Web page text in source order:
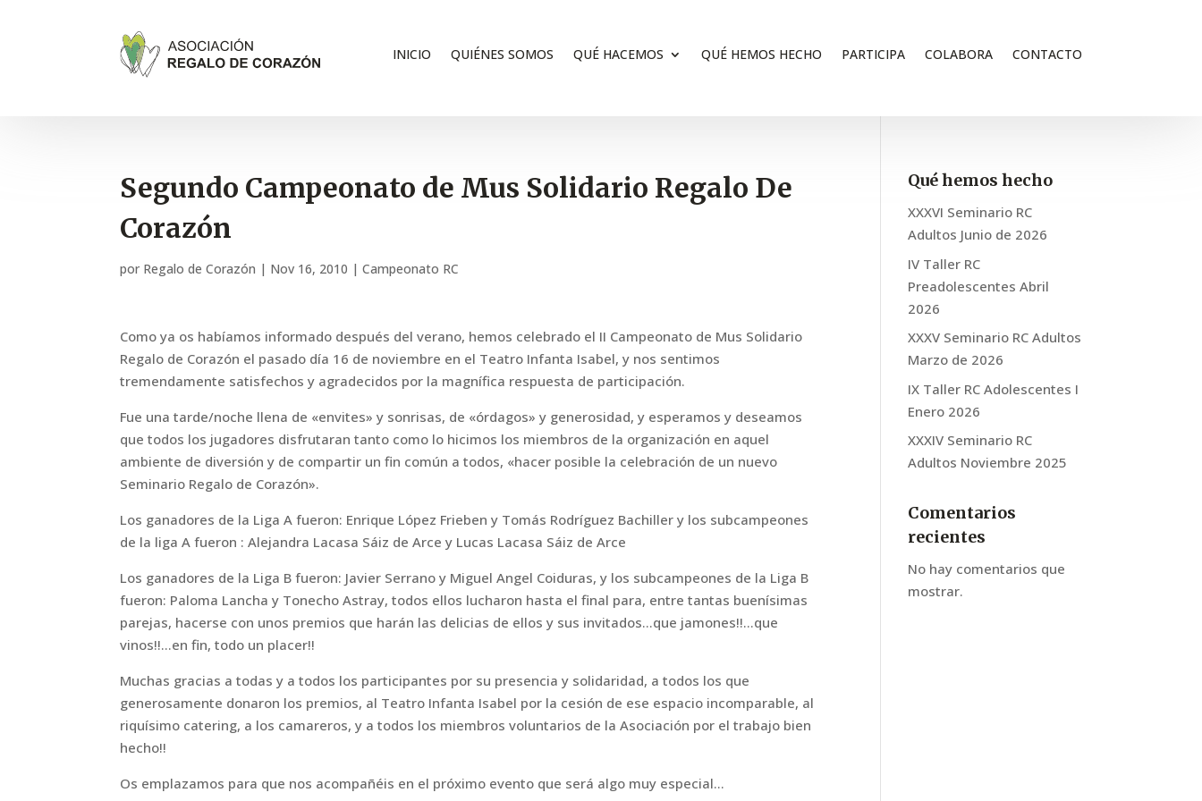
INICIO QUIÉNES SOMOS QUÉ HACEMOS QUÉ HEMOS HECHO PARTICIPA COLABORA CONTACTO
Segundo Campeonato de Mus Solidario Regalo De
Corazón
por Regalo de Corazón | Nov 16, 2010 |Campeonato RC
Como ya os habíamos informado después del verano, hemos celebrado el II Campeonato de Mus Solidario
Regalo de Corazón el pasado día 16 de noviembre en el Teatro Infanta Isabel, y nos sentimos
tremendamente satisfechos y agradecidos por la magnífica respuesta de participación.
Fue una tarde/noche llena de «envites» y sonrisas, de «órdagos» y generosidad, y esperamos y deseamos
que todos los jugadores disfrutaran tanto como lo hicimos los miembros de la organización en aquel
ambiente de diversión y de compartir un fin común a todos, «hacer posible la celebración de un nuevo
Seminario Regalo de Corazón».
Los ganadores de la Liga A fueron: Enrique López Frieben y Tomás Rodríguez Bachiller y los subcampeones
de la liga A fueron : Alejandra Lacasa Sáiz de Arce y Lucas Lacasa Sáiz de Arce
Los ganadores de la Liga B fueron: Javier Serrano y Miguel Angel Coiduras, y los subcampeones de la Liga B
fueron: Paloma Lancha y Tonecho Astray, todos ellos lucharon hasta el final para, entre tantas buenísimas
parejas, hacerse con unos premios que harán las delicias de ellos y sus invitados…que jamones!!…que
vinos!!…en fin, todo un placer!!
Muchas gracias a todas y a todos los participantes por su presencia y solidaridad, a todos los que
generosamente donaron los premios, al Teatro Infanta Isabel por la cesión de ese espacio incomparable, al
riquísimo catering, a los camareros, y a todos los miembros voluntarios de la Asociación por el trabajo bien
hecho!!
Os emplazamos para que nos acompañéis en el próximo evento que será algo muy especial…
Qué hemos hecho
XXXVI Seminario RC
Adultos Junio de 2026
IV Taller RC
Preadolescentes Abril
2026
XXXV Seminario RC Adultos
Marzo de 2026
IX Taller RC Adolescentes I
Enero 2026
XXXIV Seminario RC
Adultos Noviembre 2025
Comentarios
recientes
No hay comentarios que
mostrar.